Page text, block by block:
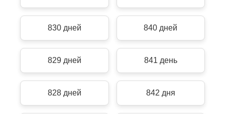
830 дней 840 дней
829 дней 841 день
828 дней 842 дня